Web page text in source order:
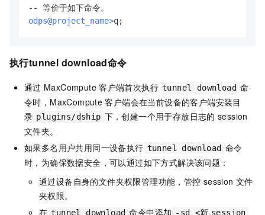
odps@project_name>q;
执行tunnel download命令
通过 MaxCompute 客户端首次执行 tunnel download 命
令时，MaxCompute 客户端会在当前设备的客户端安装目
录 plugins/dship 下，创建一个用于存放日志的 session
文件夹。
如果多名用户共用同一设备执行 tunnel download 命令
时，为确保数据安全，可以通过如下方式解决该问题：
通过设备自身的文件夹权限管理功能，管控 session 文件
夹权限。
在 tunnel download 命令中添加 -sd <新 session